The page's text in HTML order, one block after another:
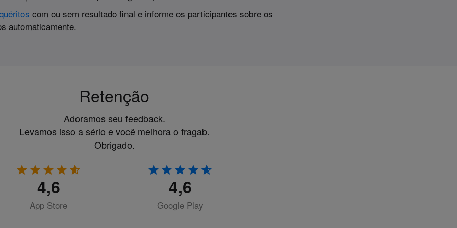
com ou sem resultado final e informe os participantes sobre os
automaticamente.
Retenção
Adoramos seu feedback.
Levamos isso a sério e você melhora o fragab.
Obrigado.
4,6
App Store
4,6
Google Play